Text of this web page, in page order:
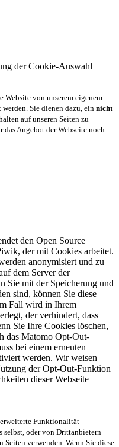
der Cookie-Auswahl
Website von unserem eigenem
Sie dienen dazu, ein nicht
auf unseren Seiten zu
das Angebot der Webseite noch
den Open Source
der mit Cookies arbeitet.
anonymisiert und zu
dem Server der
Sie mit der Speicherung und
sind, können Sie diese
Fall wird in Ihrem
der verhindert, dass
Sie Ihre Cookies löschen,
das Matomo Opt-Out-
bei einem erneuten
werden. Wir weisen
der Opt-Out-Funktion
dieser Webseite
Funktionalität
selbst, oder von Drittanbietern
Seiten verwenden. Wenn Sie diese